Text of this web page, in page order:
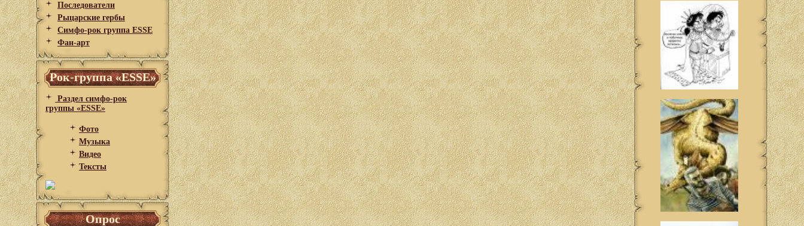
Последователи
Рыцарские гербы
Симфо-рок группа ESSE
Фан-арт
Рок-группа «ESSE»
Раздел симфо-рок
группы «ESSE»
Фото
Музыка
Видео
Тексты
Опрос